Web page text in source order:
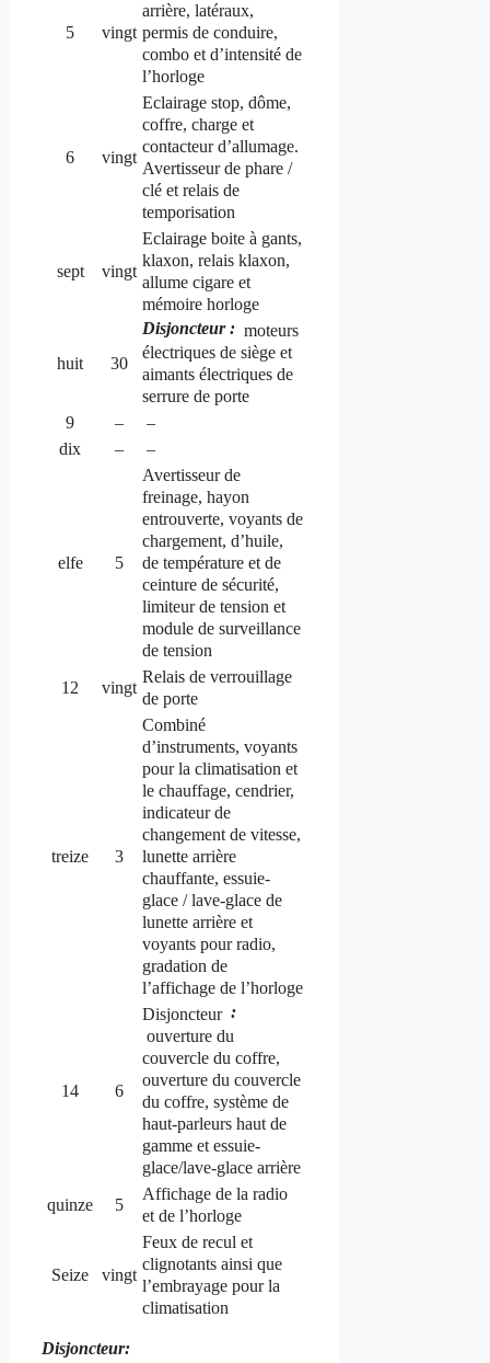
5 vingt
arrière, latéraux,
permis de conduire,
combo et d’intensité de
l’horloge
6 vingt
Eclairage stop, dôme,
coffre, charge et
contacteur d’allumage.
Avertisseur de phare /
clé et relais de
temporisation
sept vingt
Eclairage boite à gants,
klaxon, relais klaxon,
allume cigare et
mémoire horloge
huit 30
Disjoncteur : moteurs
électriques de siège et
aimants électriques de
serrure de porte
9
–
–
dix
– –
elfe 5
Avertisseur de
freinage, hayon
entrouverte, voyants de
chargement, d’huile,
de température et de
ceinture de sécurité,
limiteur de tension et
module de surveillance
de tension
12 vingt
Relais de verrouillage
de porte
treize 3
Combiné
d’instruments, voyants
pour la climatisation et
le chauffage, cendrier,
indicateur de
changement de vitesse,
lunette arrière
chauffante, essuie-
glace / lave-glace de
lunette arrière et
voyants pour radio,
gradation de
l’affichage de l’horloge
14 6
Disjoncteur :
ouverture du
couvercle du coffre,
ouverture du couvercle
du coffre, système de
haut-parleurs haut de
gamme et essuie-
glace/lave-glace arrière
quinze 5
Affichage de la radio
et de l’horloge
Seize vingt
Feux de recul et
clignotants ainsi que
l’embrayage pour la
climatisation
Disjoncteur: